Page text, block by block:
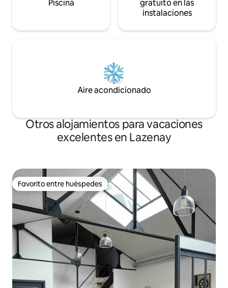
Piscina
gratuito en las
instalaciones
Aire acondicionado
Otros alojamientos para vacaciones
excelentes en Lazenay
Favorito entre huéspedes
Favorito entre huéspedes